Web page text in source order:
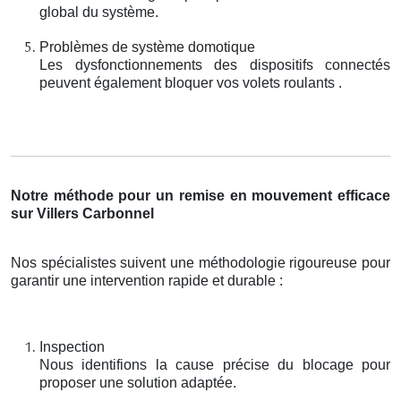
global du système.
Problèmes de système domotique
Les dysfonctionnements des dispositifs connectés
peuvent également bloquer vos volets roulants .
Notre méthode pour un remise en mouvement efficace
sur Villers Carbonnel
Nos spécialistes suivent une méthodologie rigoureuse pour
garantir une intervention rapide et durable :
Inspection
Nous identifions la cause précise du blocage pour
proposer une solution adaptée.